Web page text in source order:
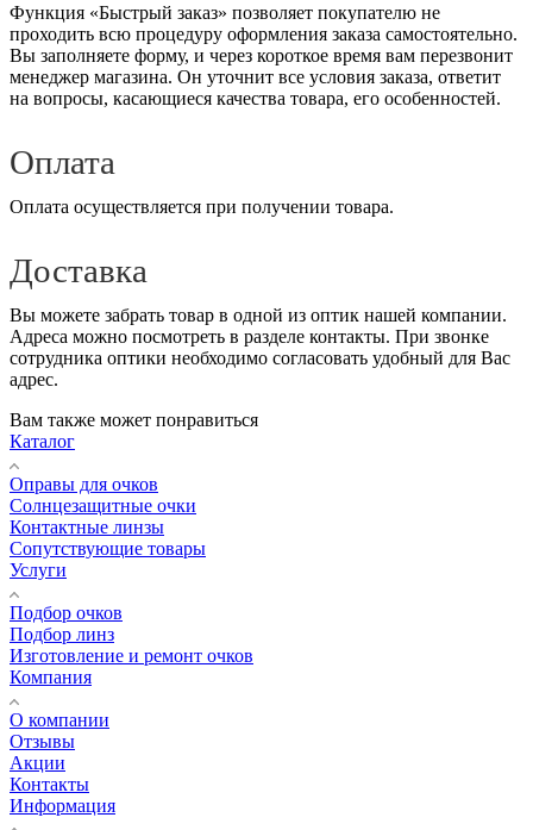
Функция «Быстрый заказ» позволяет покупателю не
проходить всю процедуру оформления заказа самостоятельно.
Вы заполняете форму, и через короткое время вам перезвонит
менеджер магазина. Он уточнит все условия заказа, ответит
на вопросы, касающиеся качества товара, его особенностей.
Оплата
Оплата осуществляется при получении товара.
Доставка
Вы можете забрать товар в одной из оптик нашей компании.
Адреса можно посмотреть в разделе контакты. При звонке
сотрудника оптики необходимо согласовать удобный для Вас
адрес.
Вам также может понравиться
Каталог
Оправы для очков
Солнцезащитные очки
Контактные линзы
Сопутствующие товары
Услуги
Подбор очков
Подбор линз
Изготовление и ремонт очков
Компания
О компании
Отзывы
Акции
Контакты
Информация